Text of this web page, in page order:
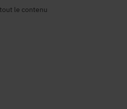
le contenu